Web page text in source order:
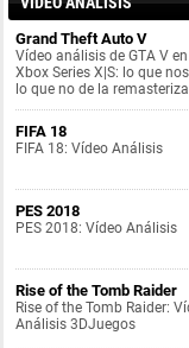
Grand Theft Auto V
Vídeo análisis de GTA V
Xbox Series X|S: lo que
lo que no de la
FIFA 18
FIFA 18: Vídeo Análisis
PES 2018
PES 2018: Vídeo Análisis
Rise of the Tomb Raider
Rise of the Tomb Raider:
Análisis 3DJuegos